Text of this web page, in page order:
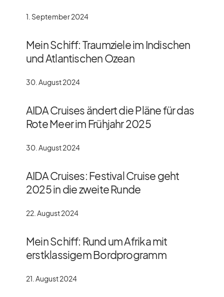
1. September 2024
Mein Schiff: Traumziele im Indischen
und Atlantischen Ozean
30. August 2024
AIDA Cruises ändert die Pläne für das
Rote Meer im Frühjahr 2025
30. August 2024
AIDA Cruises: Festival Cruise geht
2025 in die zweite Runde
22. August 2024
Mein Schiff: Rund um Afrika mit
erstklassigem Bordprogramm
21. August 2024